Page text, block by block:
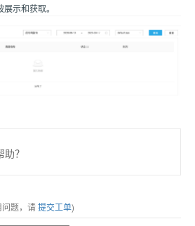
示和获取。
？
题，请提交工单)